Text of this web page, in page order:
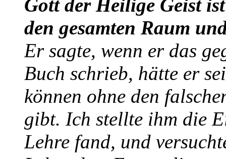
Gott der Heilige Geist
den gesamten Raum
Er sagte, wenn er das
Buch schrieb, hätte er
können ohne den
gibt. Ich stellte ihm die
Lehre fand, und